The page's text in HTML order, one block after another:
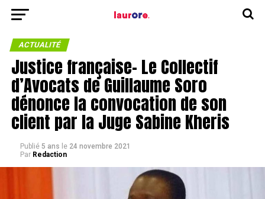
ACTUALITÉ
Justice française- Le Collectif
d’Avocats de Guillaume Soro
dénonce la convocation de son
client par la Juge Sabine Kheris
Publié 5 ans le 24 novembre 2021
Par Redaction